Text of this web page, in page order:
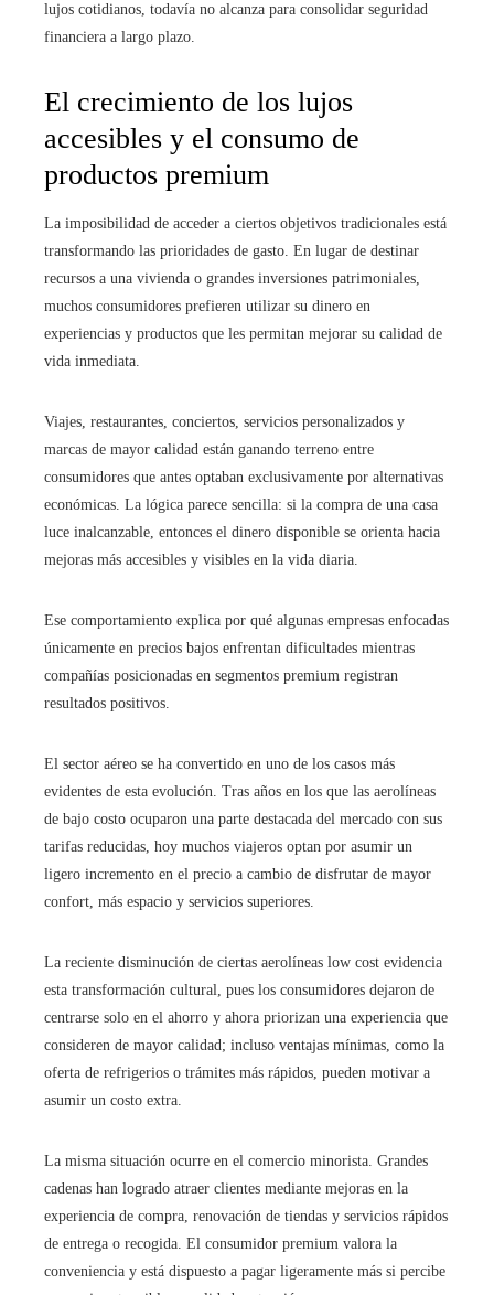
lujos cotidianos, todavía no alcanza para consolidar seguridad
financiera a largo plazo.
El crecimiento de los lujos
accesibles y el consumo de
productos premium
La imposibilidad de acceder a ciertos objetivos tradicionales está
transformando las prioridades de gasto. En lugar de destinar
recursos a una vivienda o grandes inversiones patrimoniales,
muchos consumidores prefieren utilizar su dinero en
experiencias y productos que les permitan mejorar su calidad de
vida inmediata.
Viajes, restaurantes, conciertos, servicios personalizados y
marcas de mayor calidad están ganando terreno entre
consumidores que antes optaban exclusivamente por alternativas
económicas. La lógica parece sencilla: si la compra de una casa
luce inalcanzable, entonces el dinero disponible se orienta hacia
mejoras más accesibles y visibles en la vida diaria.
Ese comportamiento explica por qué algunas empresas enfocadas
únicamente en precios bajos enfrentan dificultades mientras
compañías posicionadas en segmentos premium registran
resultados positivos.
El sector aéreo se ha convertido en uno de los casos más
evidentes de esta evolución. Tras años en los que las aerolíneas
de bajo costo ocuparon una parte destacada del mercado con sus
tarifas reducidas, hoy muchos viajeros optan por asumir un
ligero incremento en el precio a cambio de disfrutar de mayor
confort, más espacio y servicios superiores.
La reciente disminución de ciertas aerolíneas low cost evidencia
esta transformación cultural, pues los consumidores dejaron de
centrarse solo en el ahorro y ahora priorizan una experiencia que
consideren de mayor calidad; incluso ventajas mínimas, como la
oferta de refrigerios o trámites más rápidos, pueden motivar a
asumir un costo extra.
La misma situación ocurre en el comercio minorista. Grandes
cadenas han logrado atraer clientes mediante mejoras en la
experiencia de compra, renovación de tiendas y servicios rápidos
de entrega o recogida. El consumidor premium valora la
conveniencia y está dispuesto a pagar ligeramente más si percibe